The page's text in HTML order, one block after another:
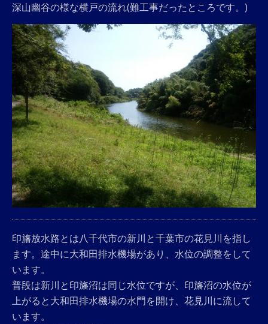
深山幽谷の様な横戸の流れ(難工事だったところです。)
印旛放水路とは八千代市の新川と千葉市の花見川を指し
ます。途中に大和田排水機場があり、水位の調整をして
います。
普段は新川と印旛沼は同じ水位ですが、印旛沼の水位が
上がると大和田排水機場の水門を開け、花見川に流して
います。